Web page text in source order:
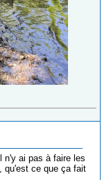
n'y ai pas à faire les
qu'est ce que ça fait